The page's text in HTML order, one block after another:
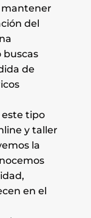
mantener
del
de
tipo
y taller
la
en el